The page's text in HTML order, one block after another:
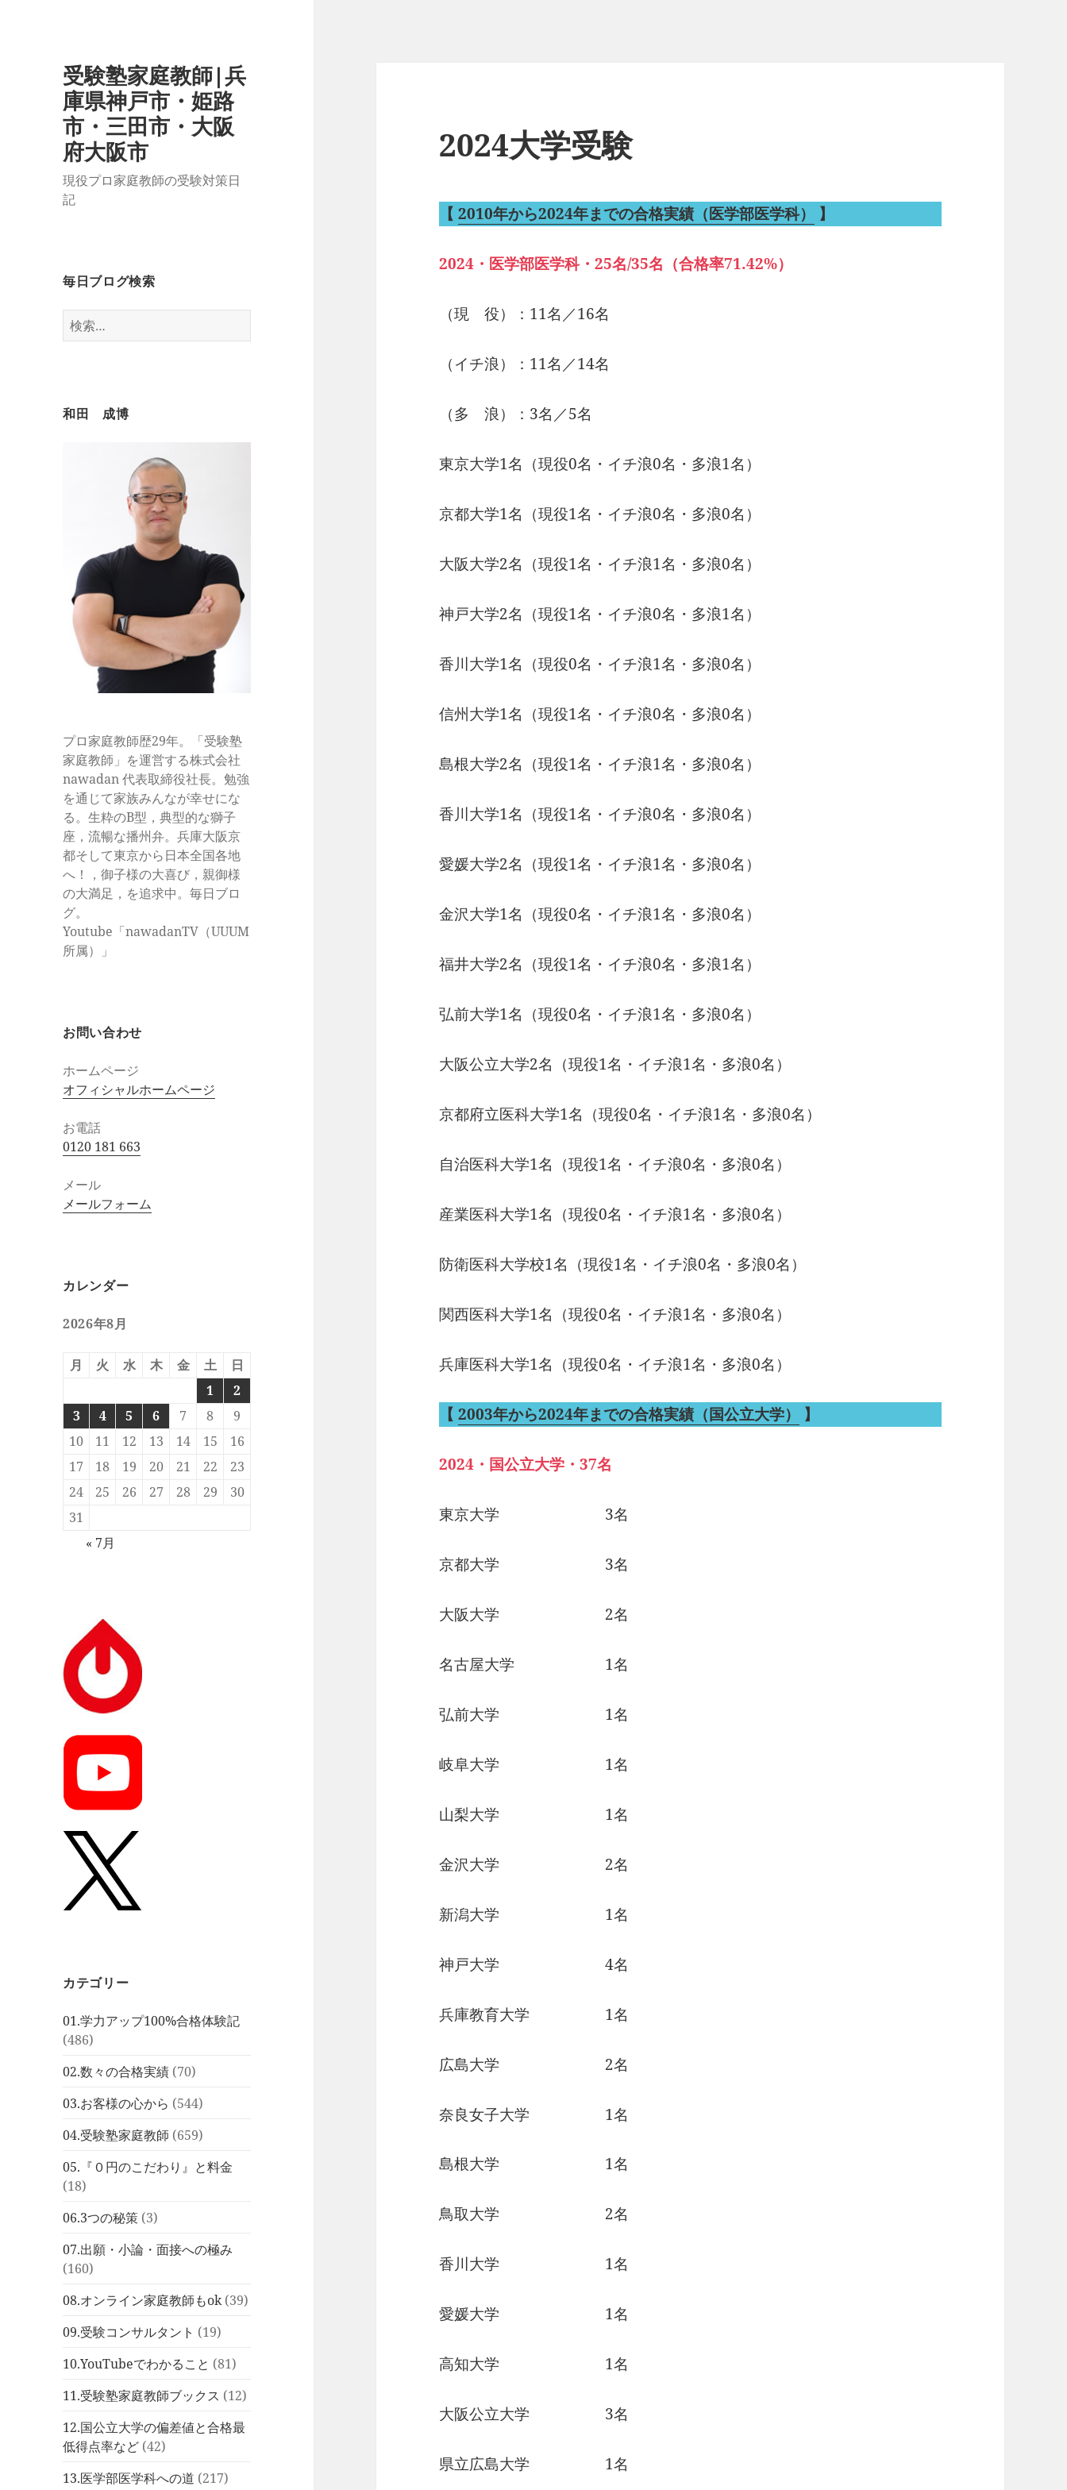
受験塾家庭教師|兵
庫県神戸市・姫路
市・三田市・大阪
府大阪市
現役プロ家庭教師の受験対策日
記
毎日ブログ検索
検
索:
和田 成博
プロ家庭教師歴29年。「受験塾
家庭教師」を運営する株式会社
nawadan 代表取締役社長。勉強
を通じて家族みんなが幸せにな
る。生粋のB型，典型的な獅子
座，流暢な播州弁。兵庫大阪京
都そして東京から日本全国各地
へ！，御子様の大喜び，親御様
の大満足，を追求中。毎日ブロ
グ。
Youtube「nawadanTV（UUUM
所属）」
お問い合わせ
ホームページ
オフィシャルホームページ
お電話
0120 181 663
メール
メールフォーム
カレンダー
2026年8月
月 火 水 木 金 土
日
1
2
3
4 5 6 7 8
9
10
11 12 13 14 15
16
17
18 19 20 21 22
23
24
25 26 27 28 29
30
31
« 7月
カテゴリー
01.学力アップ100%合格体験記
(486)
02.数々の合格実績 (70)
03.お客様の心から (544)
04.受験塾家庭教師 (659)
05.『０円のこだわり』と料金
(18)
06.3つの秘策 (3)
07.出願・小論・面接への極み
(160)
08.オンライン家庭教師もok(39)
09.受験コンサルタント (19)
10.YouTubeでわかること (81)
11.受験塾家庭教師ブックス (12)
12.国公立大学の偏差値と合格最
低得点率など (42)
13.医学部医学科への道 (217)
2024大学受験
【2010年から2024年までの合格実績（医学部医学科） 】
2024・医学部医学科・25名/35名（合格率71.42%）
（現 役）：11名／16名
（イチ浪）：11名／14名
（多 浪）：3名／5名
東京大学1名（現役0名・イチ浪0名・多浪1名）
京都大学1名（現役1名・イチ浪0名・多浪0名）
大阪大学2名（現役1名・イチ浪1名・多浪0名）
神戸大学2名（現役1名・イチ浪0名・多浪1名）
香川大学1名（現役0名・イチ浪1名・多浪0名）
信州大学1名（現役1名・イチ浪0名・多浪0名）
島根大学2名（現役1名・イチ浪1名・多浪0名）
香川大学1名（現役1名・イチ浪0名・多浪0名）
愛媛大学2名（現役1名・イチ浪1名・多浪0名）
金沢大学1名（現役0名・イチ浪1名・多浪0名）
福井大学2名（現役1名・イチ浪0名・多浪1名）
弘前大学1名（現役0名・イチ浪1名・多浪0名）
大阪公立大学2名（現役1名・イチ浪1名・多浪0名）
京都府立医科大学1名（現役0名・イチ浪1名・多浪0名）
自治医科大学1名（現役1名・イチ浪0名・多浪0名）
産業医科大学1名（現役0名・イチ浪1名・多浪0名）
防衛医科大学校1名（現役1名・イチ浪0名・多浪0名）
関西医科大学1名（現役0名・イチ浪1名・多浪0名）
兵庫医科大学1名（現役0名・イチ浪1名・多浪0名）
【2003年から2024年までの合格実績（国公立大学） 】
2024・国公立大学・37名
東京大学 3名
京都大学 3名
大阪大学 2名
名古屋大学 1名
弘前大学 1名
岐阜大学 1名
山梨大学 1名
金沢大学 2名
新潟大学 1名
神戸大学 4名
兵庫教育大学 1名
広島大学 2名
奈良女子大学 1名
島根大学 1名
鳥取大学 2名
香川大学 1名
愛媛大学 1名
高知大学 1名
大阪公立大学 3名
県立広島大学 1名